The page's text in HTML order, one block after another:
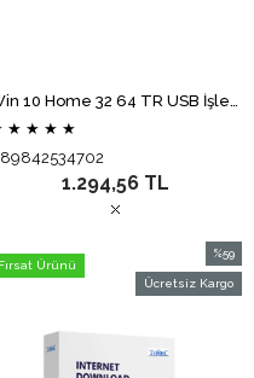
Win 10 Home 32 64 TR USB İşletim Sistemi KW9-00509
★ ★ ★ ★
1.294,56 TL
%59
İndirim
Ücretsiz Kargo
Fırsat Ürünü